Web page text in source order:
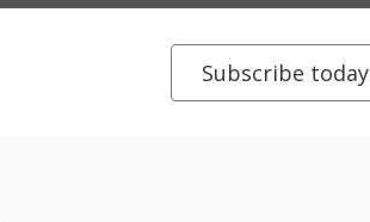
Subscribe today